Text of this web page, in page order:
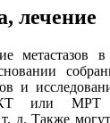
лечение
метастазов
и
или МРТ
д. Также